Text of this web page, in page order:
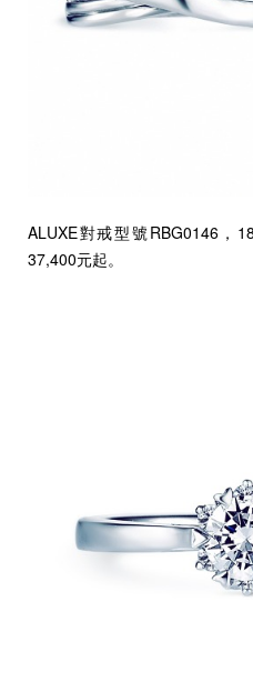
ALUXE對戒型號RBG0146，
37,400元起。